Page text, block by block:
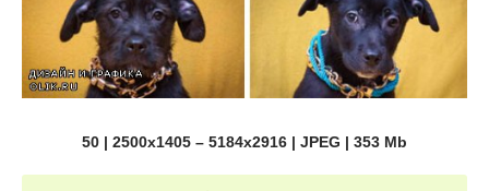
50 | 2500x1405 – 5184x2916 | JPEG | 353 Mb